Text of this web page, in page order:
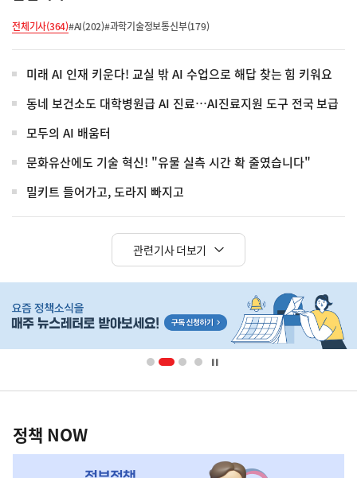
전체기사(364)#AI(202)#과학기술정보통신부(179)
미래 AI 인재 키운다! 교실 밖 AI 수업으로 해답 찾는 힘 키워요
동네 보건소도 대학병원급 AI 진료…AI진료지원 도구 전국 보급
모두의 AI 배움터
문화유산에도 기술 혁신! "유물 실측 시간 확 줄였습니다"
밀키트 들어가고, 도라지 빠지고
관련기사 더보기
단
영
책
NOW,
정책 NOW